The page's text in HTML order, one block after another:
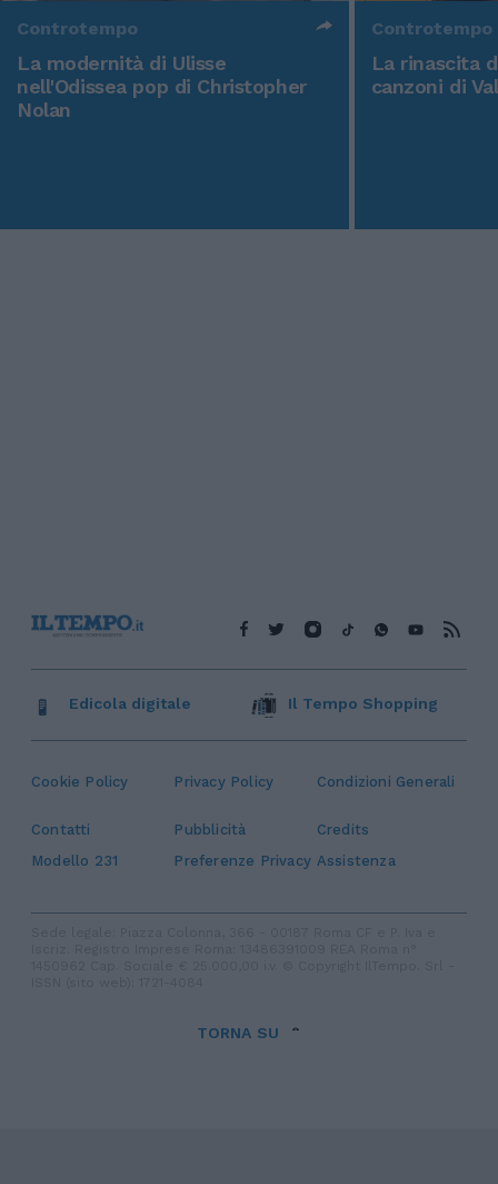
Controtempo
La modernità di Ulisse
nell'Odissea pop di Christopher
Nolan
Controtempo
La rinascita
canzoni di
Cookie Policy Privacy Policy Condizioni Generali
Contatti Pubblicità
Credits
Modello 231
Preferenze Privacy Assistenza
Edicola digitale Il Tempo Shopping
TORNA SU